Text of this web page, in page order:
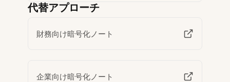
代替アプローチ
財務向け暗号化ノート
企業向け暗号化ノート